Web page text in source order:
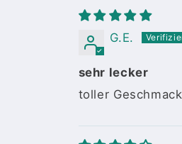
G.E.
sehr lecker
toller Geschmack